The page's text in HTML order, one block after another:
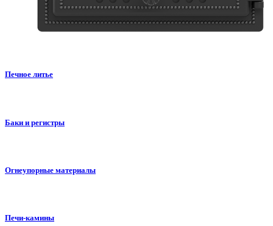
Печное литье
Баки и регистры
Огнеупорные материалы
Печи-камины